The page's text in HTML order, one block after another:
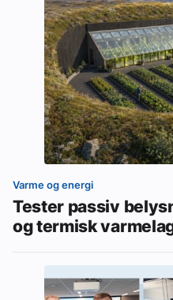
Varme og energi
Tester passiv
og termisk